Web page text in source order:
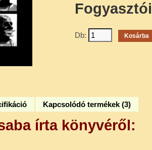
Db:
Kapcsolódó termékek (3)
írta könyvéről: